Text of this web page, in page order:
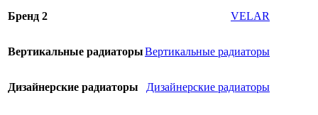
Бренд 2 VELAR
Вертикальные радиаторыВертикальные радиаторы
Дизайнерские радиаторы Дизайнерские радиаторы